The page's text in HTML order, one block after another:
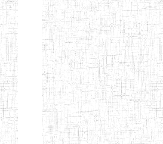
secondaire
technique
et
professionnel
ESTP
Etablissements